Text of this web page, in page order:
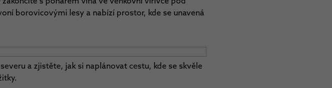
borovicovými lesy a nabízí prostor, kde se unavená
a zjistěte, jak si naplánovat cestu, kde se skvěle